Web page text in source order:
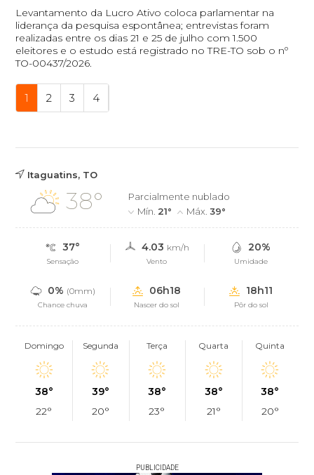
Levantamento da Lucro Ativo coloca parlamentar na
liderança da pesquisa espontânea; entrevistas foram
realizadas entre os dias 21 e 25 de julho com 1.500
eleitores e o estudo está registrado no TRE-TO sob o nº
TO-00437/2026.
1 2 3 4
Itaguatins, TO
38°
Parcialmente nublado
Mín. 21° Máx.39°
37°
Sensação
4.03 km/h
Vento
20%
Umidade
0% (0mm)
Chance chuva
06h18
Nascer do sol
18h11
Pôr do sol
Domingo
38°
22°
Segunda
39°
20°
Terça
38°
23°
Quarta
38°
21°
Quinta
38°
20°
PUBLICIDADE